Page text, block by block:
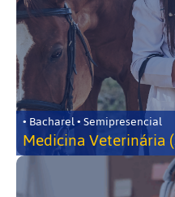
• Bacharel • Semipresencial
Medicina Veterinária